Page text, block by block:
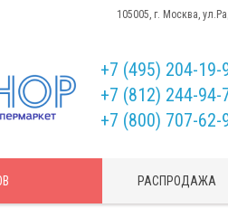
105005, г. Москва,
+7 (495) 204-19-
+7 (812) 244-94-
+7 (800) 707-62-
РАСПРОДАЖА